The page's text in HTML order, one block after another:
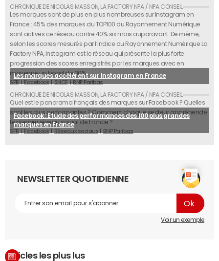
Les marques accélèrent sur Instagram en France
Les marques sont de plus en plus nombreuses sur Instagram en
France : 45% des marques du TOP100 du Rayonnement Numérique
sont actives ce réseau contre 40% six mois auparavant. De même,
selon les scores mesurés par l’indice du Rayonnement Numérique La
Factory NPA, Instagram est le réseau qui présente la plus forte
progression des scores enregistrés par les marques avec en
moyenne un bond de 30%.
SFR
Facebook SNCF BNP Paribas
Facebook : Etude des performances des 100 plus grandes
marques en France
Quel est le panorama français des marques sur Facebook ? Quelles
sont les plus performantes ? Comment chaque secteur appréhende
le premier réseau social de France ?
SFR
Facebook Réseaux sociaux BNP Paribas
NEWSLETTER QUOTIDIENNE
Voir un exemple
Articles les plus lus